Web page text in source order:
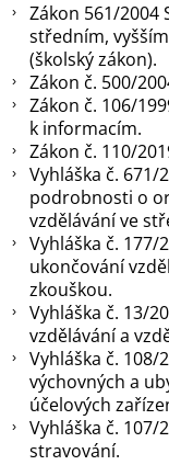
Zákon 561/2004
středním,
(školský zákon).
Zákon č. 500/
Zákon č. 106/
k informacím.
Zákon č. 110/
Vyhláška č. 671/
podrobnosti o
vzdělávání ve
Vyhláška č. 177/
ukončování
zkouškou.
Vyhláška č. 13/
vzdělávání a
Vyhláška č. 108/
výchovných a
účelových
Vyhláška č. 107/
stravování.